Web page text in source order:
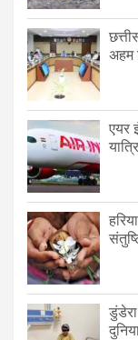
अहम
एयर